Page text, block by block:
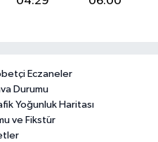
Eczaneler
Durumu
Yoğunluk Haritası
ve Fikstür